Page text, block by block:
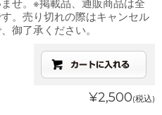
せ。※掲載品、通販商品は全
。売り切れの際はキャンセル
御了承ください。
¥2,500(税込)